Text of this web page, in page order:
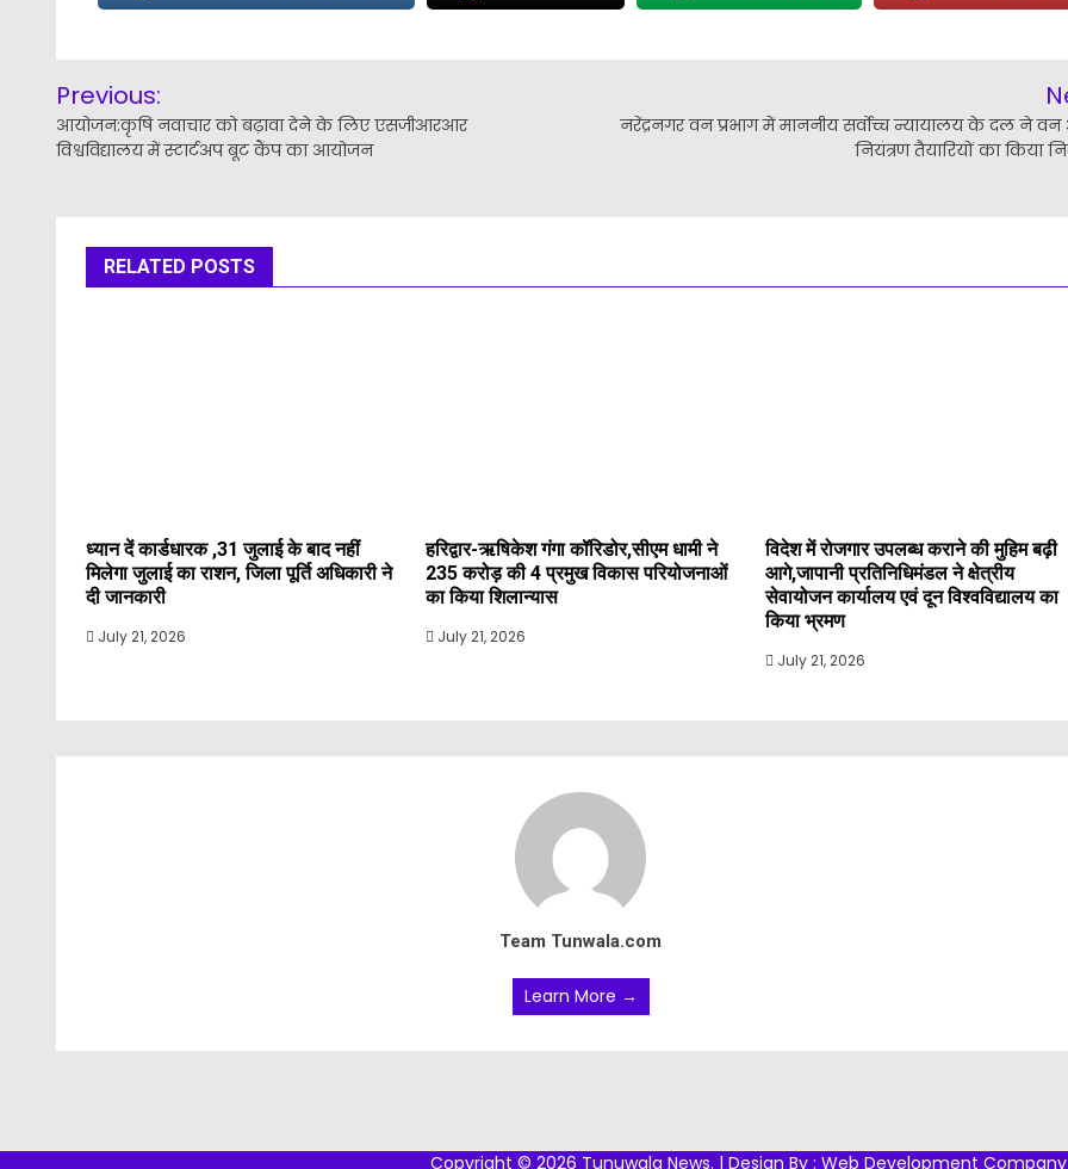
navigation
Previous:
आयोजन:कृषि नवाचार को बढ़ावा देने के लिए एसजीआरआर
विश्वविद्यालय में स्टार्टअप बूट कैंप का आयोजन
नरेंद्रनगर वन प्रभाग में माननीय सर्वोच्च न्यायालय के दल ने वन
नियंत्रण तैयारियों का किया
RELATED POSTS
ध्यान दें कार्डधारक ,31 जुलाई के बाद नहीं
मिलेगा जुलाई का राशन, जिला पूर्ति अधिकारी ने
दी जानकारी
July 21, 2026
हरिद्वार-ऋषिकेश गंगा कॉरिडोर,सीएम धामी ने
235 करोड़ की 4 प्रमुख विकास परियोजनाओं
का किया शिलान्यास
July 21, 2026
विदेश में रोजगार उपलब्ध कराने की मुहिम बढ़ी
आगे,जापानी प्रतिनिधिमंडल ने क्षेत्रीय
सेवायोजन कार्यालय एवं दून विश्वविद्यालय का
किया भ्रमण
July 21, 2026
Team Tunwala.com
Learn More →
Copyright © 2026 Tunuwala News. | Design By : Web Development